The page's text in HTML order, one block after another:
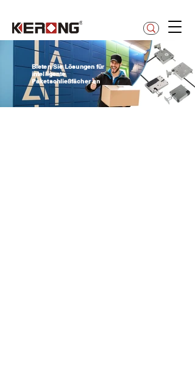
Bieten Sie Lösungen für
intelligente
Paketschließfächer an